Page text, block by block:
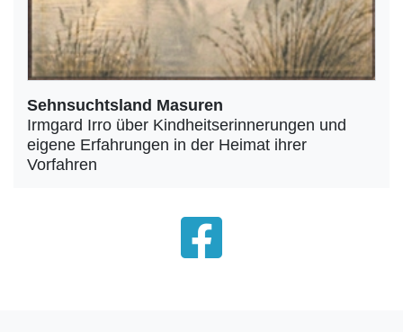
Sehnsuchtsland Masuren
Irmgard Irro über Kindheitserinnerungen und
eigene Erfahrungen in der Heimat ihrer
Vorfahren